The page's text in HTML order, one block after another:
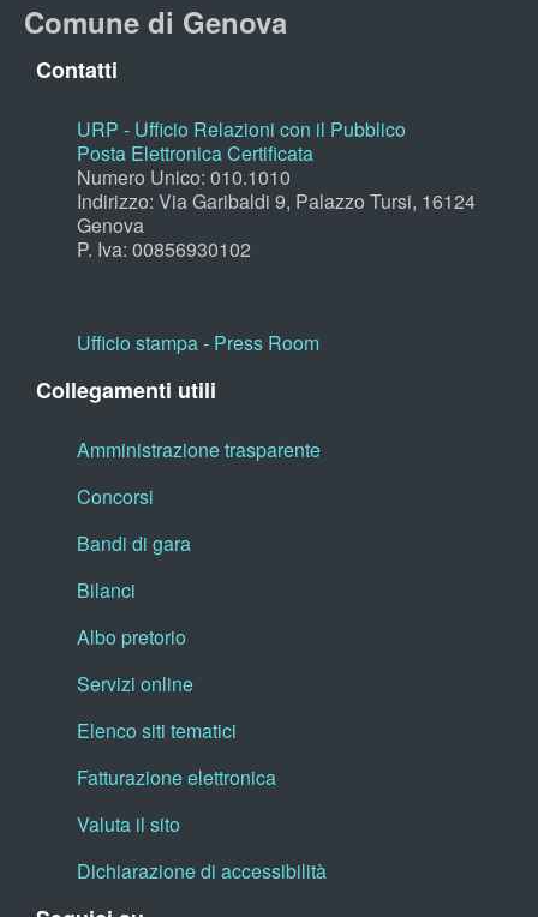
Comune di Genova
Contatti
URP - Ufficio Relazioni con il Pubblico
Posta Elettronica Certificata
Numero Unico: 010.1010
Indirizzo: Via Garibaldi 9, Palazzo Tursi, 16124
Genova
P. Iva: 00856930102
Ufficio stampa - Press Room
Collegamenti utili
Amministrazione trasparente
Concorsi
Bandi di gara
Bilanci
Albo pretorio
Servizi online
Elenco siti tematici
Fatturazione elettronica
Valuta il sito
Dichiarazione di accessibilità